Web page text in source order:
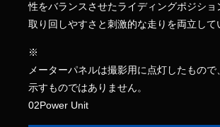
性をバランスさせたライディングポジショ
取り回しやすさと刺激的な走りを両立して
※
メーターパネルは撮影用に点灯したもの
示すものではありません。
02Power Unit